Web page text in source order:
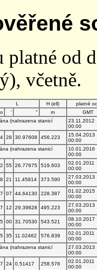
platné od
včetně.
L H (ell)
platné
o ' " m
GMT
(nahrazena stanicí
23.11.2012
00:00
28 30.97608 456.223
15.04.2013
00:00
(nahrazena stanicí
10.01.2016
00:00
55 26.77675 519.603
02.01.2011
00:00
21 11.45814 373.590
27.03.2013
00:00
07 44.64130 228.387
01.02.2015
00:00
12 29.39828 495.223
27.03.2013
00:00
00 31.70530 543.521
08.10.2017
00:00
35 11.02462 576.839
02.01.2011
00:00
(nahrazena stanicí
27.03.2013
00:00
24 0.51417 258.576
02.01.2011
00:00